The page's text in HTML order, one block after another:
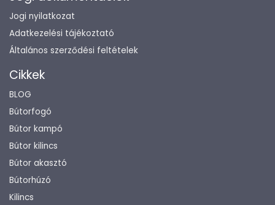
Jogi nyilatkozat
Adatkezelési tájékoztató
Általános szerződési feltételek
Cikkek
BLOG
Bútorfogó
Bútor kampó
Bútor kilincs
Bútor akasztó
Bútorhúzó
Kilincs